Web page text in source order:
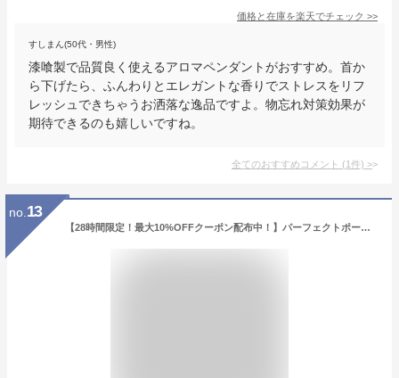
価格と在庫を楽天でチェック >>
すしまん(50代・男性)
漆喰製で品質良く使えるアロマペンダントがおすすめ。首か
ら下げたら、ふんわりとエレガントな香りでストレスをリフ
レッシュできちゃうお洒落な逸品ですよ。物忘れ対策効果が
期待できるのも嬉しいですね。
全てのおすすめコメント (1件) >
no. 13
【28時間限定！最大10%OFFクーポン配布中！】パーフェクトポーション マスクスプレー 50ml / クールミント リラックス リフレッシュ ブリーズイージー マム&キッズ | ひんやり マスク アロマスプレー マスク用スプレー マスクスプレー PERFECT POTION